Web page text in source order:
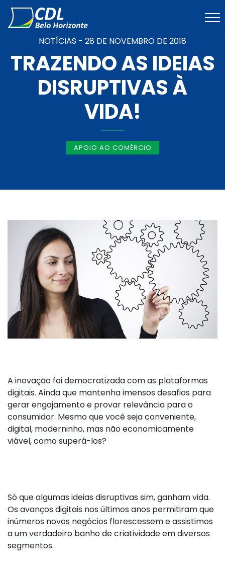
NOTÍCIAS - 28 DE NOVEMBRO DE 2018
TRAZENDO AS IDEIAS
DISRUPTIVAS À
VIDA!
APOIO AO COMÉRCIO
A inovação foi democratizada com as plataformas
digitais. Ainda que mantenha imensos desafios para
gerar engajamento e provar relevância para o
consumidor. Mesmo que você seja conveniente,
digital, moderninho, mas não economicamente
viável, como superá-los?
Só que algumas ideias disruptivas sim, ganham vida.
Os avanços digitais nos últimos anos permitiram que
inúmeros novos negócios florescessem e assistimos
a um verdadeiro banho de criatividade em diversos
segmentos.